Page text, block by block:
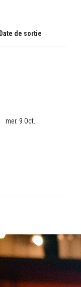
Date de sortie
mer. 9 Oct.